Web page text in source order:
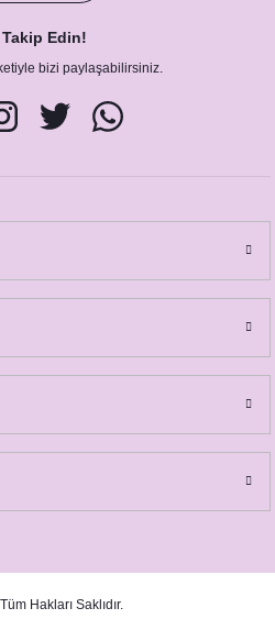
Edin!
bizi paylaşabilirsiniz.
Hakları Saklıdır.